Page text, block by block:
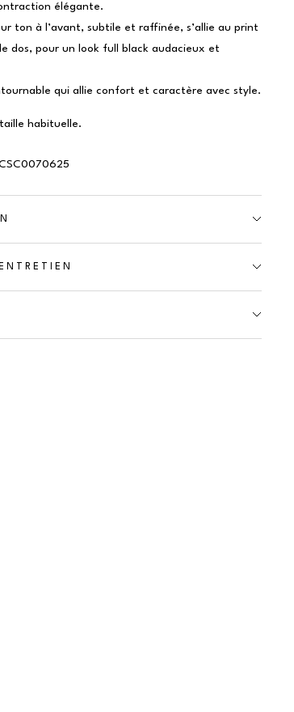
élégante.
ton à l’avant, subtile et raffinée, s’allie au print
dos, pour un look full black audacieux et
qui allie confort et caractère avec style.
habituelle.